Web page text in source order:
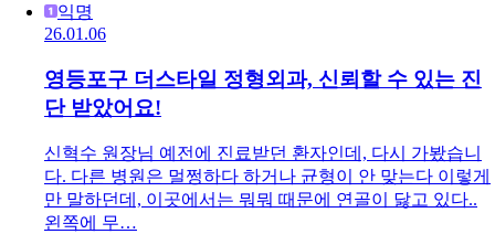
익명
26.01.06
영등포구 더스타일 정형외과, 신뢰할 수 있는 진
단 받았어요!
신혁수 원장님 예전에 진료받던 환자인데, 다시 가봤습니
다. 다른 병원은 멀쩡하다 하거나 균형이 안 맞는다 이렇게
만 말하던데, 이곳에서는 뭐뭐 때문에 연골이 닳고 있다..
왼쪽에 무…